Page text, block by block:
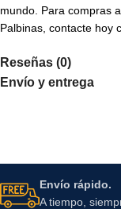
mundo. Para compras
Palbinas, contacte hoy
Reseñas (0)
Envío y entrega
Envío rápido.
A tiempo,